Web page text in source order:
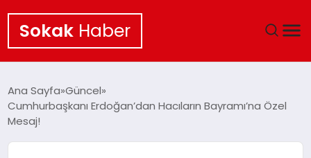
Sokak Haber
EKONOMI
Ana Sayfa Güncel
Cumhurbaşkanı Erdoğan’dan Hacıların Bayramı’na Özel
Mesaj!